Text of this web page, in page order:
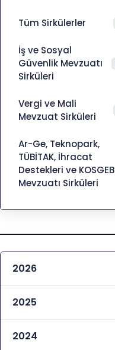
Tüm Sirkülerler
İş ve Sosyal
Güvenlik Mevzuatı
Sirküleri
Vergi ve Mali
Mevzuat Sirküleri
Ar-Ge, Teknopark,
TÜBİTAK, İhracat
Destekleri ve KOSGEB
Mevzuatı Sirküleri
2026
2025
2024